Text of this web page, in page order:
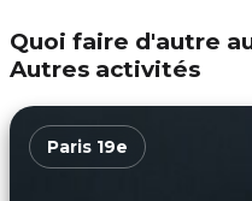
Quoi faire d'autre
Autres activités
Paris 19e